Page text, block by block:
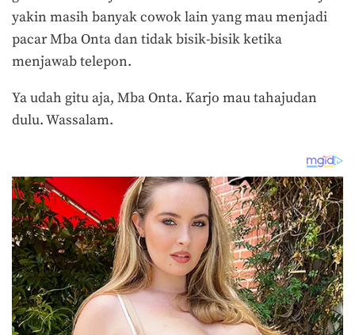
yakin masih banyak cowok lain yang mau menjadi
pacar Mba Onta dan tidak bisik-bisik ketika
menjawab telepon.
Ya udah gitu aja, Mba Onta. Karjo mau tahajudan
dulu. Wassalam.